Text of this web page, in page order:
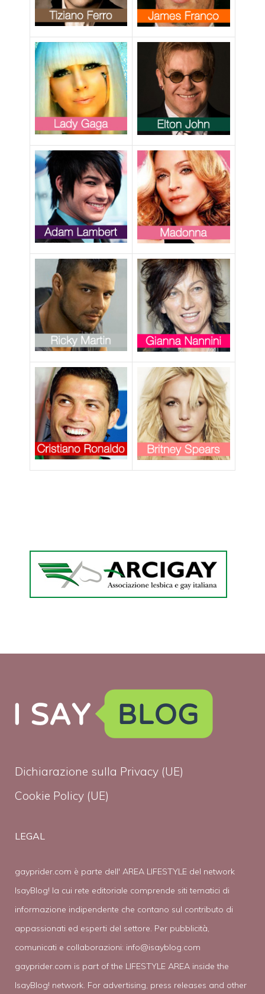
Dichiarazione sulla Privacy (UE)
Cookie Policy (UE)
LEGAL
gayprider.com è parte dell' AREA LIFESTYLE del network
IsayBlog! la cui rete editoriale comprende siti tematici di
informazione indipendente che contano sul contributo di
appassionati ed esperti del settore. Per pubblicità,
comunicati e collaborazioni: info@isayblog.com
gayprider.com is part of the LIFESTYLE AREA inside the
IsayBlog! network. For advertising, press releases and other